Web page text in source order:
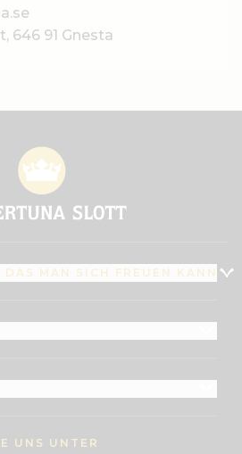
646 91 Gnesta
MAN SICH FREUEN KANN
UNS UNTER